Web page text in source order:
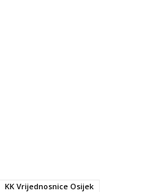
KK Vrijednosnice Osijek